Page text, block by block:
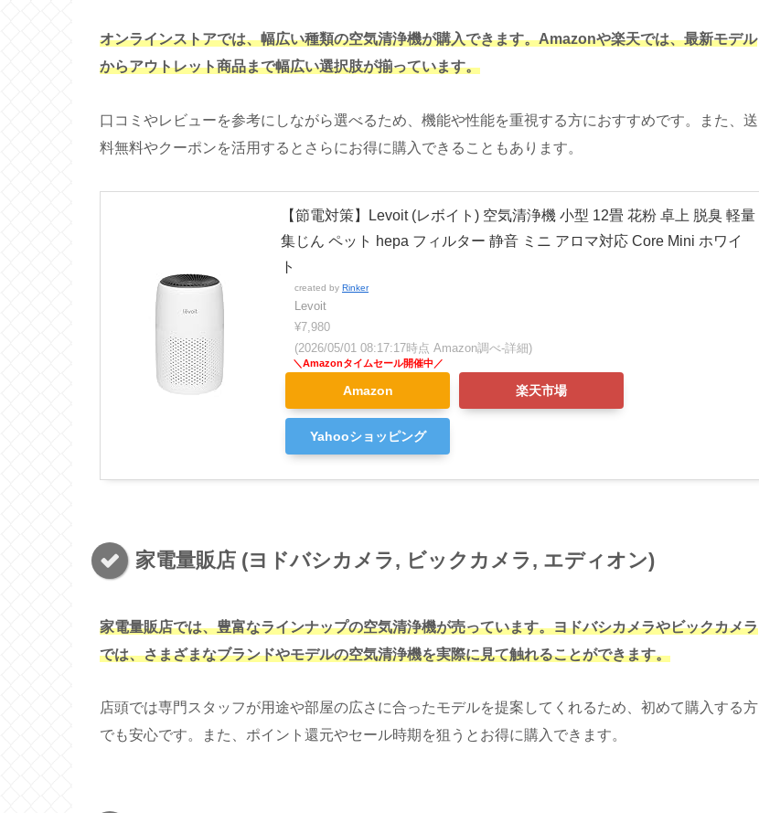
オンラインストアでは、幅広い種類の空気清浄機が購入できます。Amazonや楽天では、最新モデル
からアウトレット商品まで幅広い選択肢が揃っています。
口コミやレビューを参考にしながら選べるため、機能や性能を重視する方におすすめです。また、送
料無料やクーポンを活用するとさらにお得に購入できることもあります。
【節電対策】Levoit (レボイト) 空気清浄機 小型 12畳 花粉 卓上 脱臭 軽量
集じん ペット hepa フィルター 静音 ミニ アロマ対応 Core Mini ホワイ
ト
created by Rinker
Levoit
¥7,980
(2026/05/01 08:17:17時点 Amazon調べ-詳細)
Amazon 楽天市場
Yahooショッピング
家電量販店 (ヨドバシカメラ, ビックカメラ, エディオン)
家電量販店では、豊富なラインナップの空気清浄機が売っています。ヨドバシカメラやビックカメラ
では、さまざまなブランドやモデルの空気清浄機を実際に見て触れることができます。
店頭では専門スタッフが用途や部屋の広さに合ったモデルを提案してくれるため、初めて購入する方
でも安心です。また、ポイント還元やセール時期を狙うとお得に購入できます。